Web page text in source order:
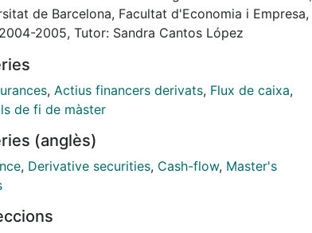
elevada, per tant la cerca d’uns actius que
i ajudin a garantir aquest compromisos del
que ens ajuden a gestionar de manera
l’actiu i el passiu de les entitats i reduir el risc de
Per evitar el desajustament s’utilitzen les
financera per duracions.
de Barcelona, Facultat d'Economia i Empresa,
2005, Tutor: Sandra Cantos López
, Actius financers derivats, Flux de caixa,
de fi de màster
(anglès)
, Derivative securities, Cash-flow, Master's